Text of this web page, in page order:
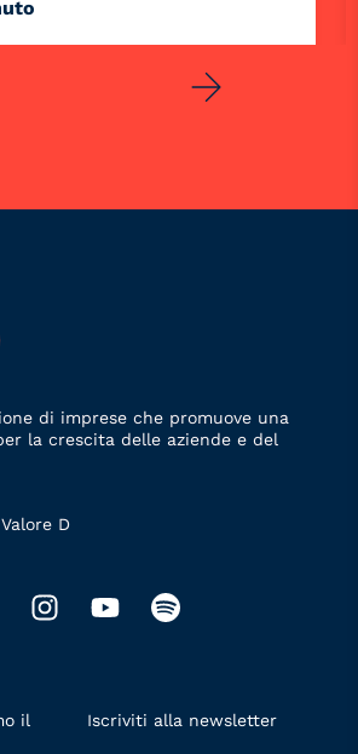
di imprese che promuove una
la crescita delle aziende e del
D
il
Iscriviti alla newsletter